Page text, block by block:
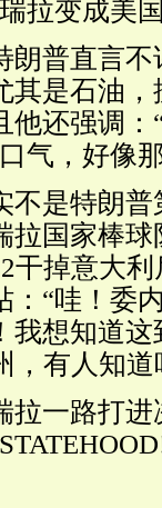
拉变成美
朗普直言
其是石油
他还强调
气，好像
不是特朗
拉国家棒
干掉意大
：“哇！委
我想知道
，有人知道
拉一路打